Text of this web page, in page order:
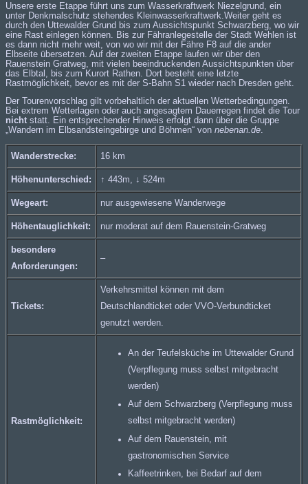
Unsere erste Etappe führt uns zum Wasserkraftwerk Niezelgrund , ein
unter Denkmalschutz stehendes Kleinwasserkraftwerk.Weiter geht es
durch den Uttewalder Grund bis zum Aussichtspunkt Schwarzberg, wo wir
eine Rast einlegen können. Bis zur Fähranlegestelle der Stadt Wehlen ist
es dann nicht mehr weit, von wo wir mit der Fähre F8 auf die ander
Elbseite übersetzen. Auf der zweiten Etappe laufen wir über den
Rauenstein Gratweg, mit vielen beeindruckenden Aussichtspunkten über
das Elbtal, bis zum Kurort Rathen. Dort besteht eine letzte
Rastmöglichkeit, bevor es mit der S-Bahn S1 wieder nach Dresden geht.
Der Tourenvorschlag gilt vorbehaltlich der aktuellen Wetterbedingungen.
Bei extrem Wetterlagen oder auch angesagtem Dauerregen findet die Tour
nicht statt. Ein entsprechender Hinweis erfolgt dann über die Gruppe
„Wandern im Elbsandsteingebirge und Böhmen“ von nebenan.de.
Wanderstrecke: 16 km
Höhenunterschied: ↑ 443m, ↓ 524m
Wegeart: nur ausgewiesene Wanderwege
Höhentauglichkeit: nur moderat auf dem Rauenstein-Gratweg
besondere
Anforderungen:
–
Tickets:
Verkehrsmittel können mit dem
Deutschlandticket oder VVO-Verbundticket
genutzt werden.
Rastmöglichkeit:
An der Teufelsküche im Uttewalder Grund
(Verpflegung muss selbst mitgebracht
werden)
Auf dem Schwarzberg (Verpflegung muss
selbst mitgebracht werden)
Auf dem Rauenstein, mit
gastronomischen Service
Kaffeetrinken, bei Bedarf auf dem